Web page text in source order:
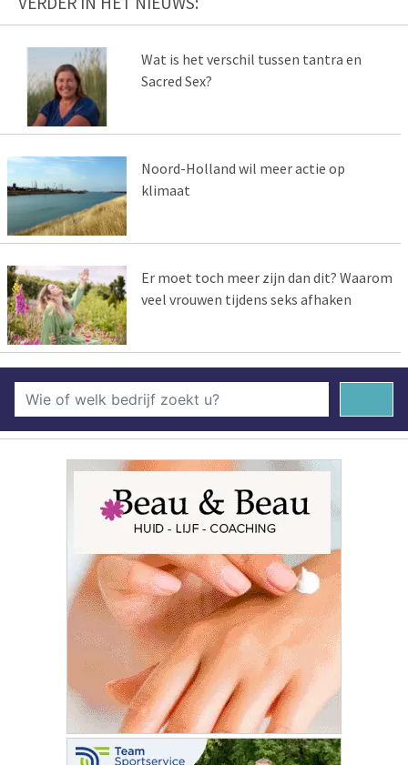
Wat is het verschil tussen tantra en
Sacred Sex?
Noord-Holland wil meer actie op
klimaat
Er moet toch meer zijn dan dit? Waarom
veel vrouwen tijdens seks afhaken